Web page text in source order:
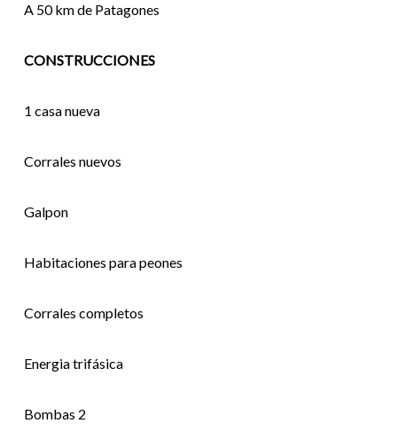
A 50 km de Patagones
CONSTRUCCIONES
1 casa nueva
Corrales nuevos
Galpon
Habitaciones para peones
Corrales completos
Energia trifásica
Bombas 2